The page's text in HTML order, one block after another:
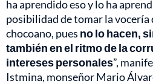
ha aprendido eso y lo ha
posibilidad de tomar la
chocoano, pues no lo hacen,
también en el ritmo de la
intereses personales”,
Istmina, monseñor Mario